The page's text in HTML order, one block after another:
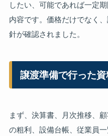
したい、可能であれば一定
内容です。価格だけでなく
針が確認されました。
譲渡準備で行った資
まず、決算書、月次推移、
の粗利、設備台帳、従業員